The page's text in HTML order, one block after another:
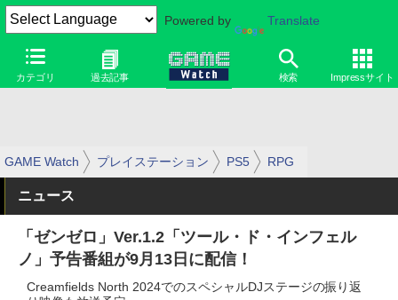
Powered by Translate
カテゴリ 過去記事 検索 Impressサイト
GAME Watch プレイステーション PS5 RPG
ニュース
「ゼンゼロ」Ver.1.2「ツール・ド・インフェル
ノ」予告番組が9月13日に配信！
Creamfields North 2024でのスペシャルDJステージの振り返